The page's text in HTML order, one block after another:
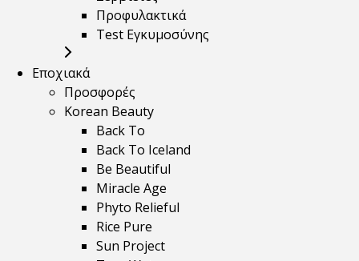
Προφυλακτικά
Test Εγκυμοσύνης
Εποχιακά
Προσφορές
Korean Beauty
Back To
Back To Iceland
Be Beautiful
Miracle Age
Phyto Relieful
Rice Pure
Sun Project